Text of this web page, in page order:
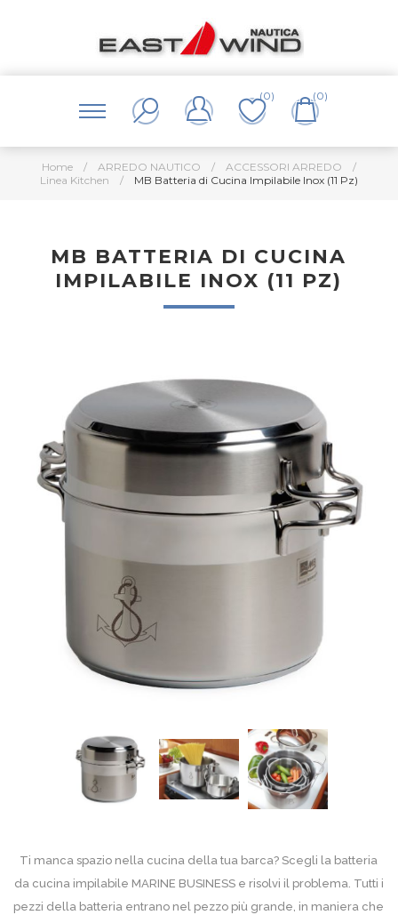
(0) (0)
Home / ARREDO NAUTICO / ACCESSORI ARREDO
/
Linea Kitchen
/ MB Batteria di Cucina Impilabile Inox (11 Pz)
MB BATTERIA DI CUCINA
IMPILABILE INOX (11 PZ)
Ti manca spazio nella cucina della tua barca? Scegli la batteria
da cucina impilabile MARINE BUSINESS e risolvi il problema. Tutti i
pezzi della batteria entrano nel pezzo più grande, in maniera che